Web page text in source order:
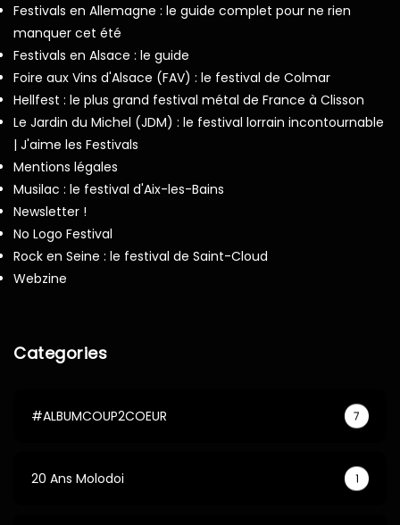
Festivals en Allemagne : le guide complet pour ne rien
manquer cet été
Festivals en Alsace : le guide
Foire aux Vins d'Alsace (FAV) : le festival de Colmar
Hellfest : le plus grand festival métal de France à Clisson
Le Jardin du Michel (JDM) : le festival lorrain incontournable
| J'aime les Festivals
Mentions légales
Musilac : le festival d'Aix-les-Bains
Newsletter !
No Logo Festival
Rock en Seine : le festival de Saint-Cloud
Webzine
Categories
#ALBUMCOUP2COEUR 7
20 Ans Molodoi 1